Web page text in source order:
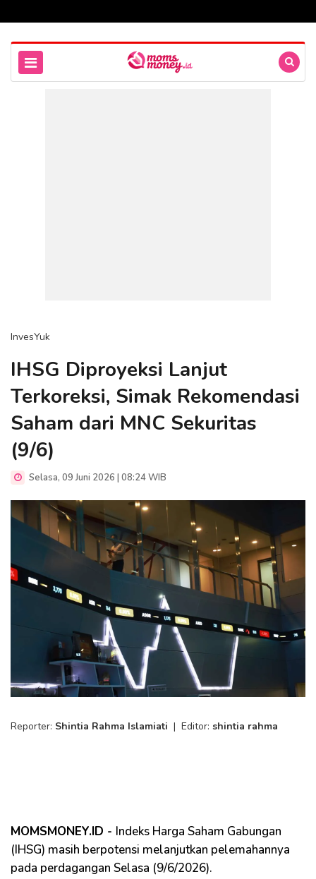
InvesYuk
IHSG Diproyeksi Lanjut
Terkoreksi, Simak Rekomendasi
Saham dari MNC Sekuritas
(9/6)
Selasa, 09 Juni 2026 | 08:24 WIB
Reporter: Shintia Rahma Islamiati | Editor: shintia rahma
MOMSMONEY.ID - Indeks Harga Saham Gabungan
(IHSG) masih berpotensi melanjutkan pelemahannya
pada perdagangan Selasa (9/6/2026).